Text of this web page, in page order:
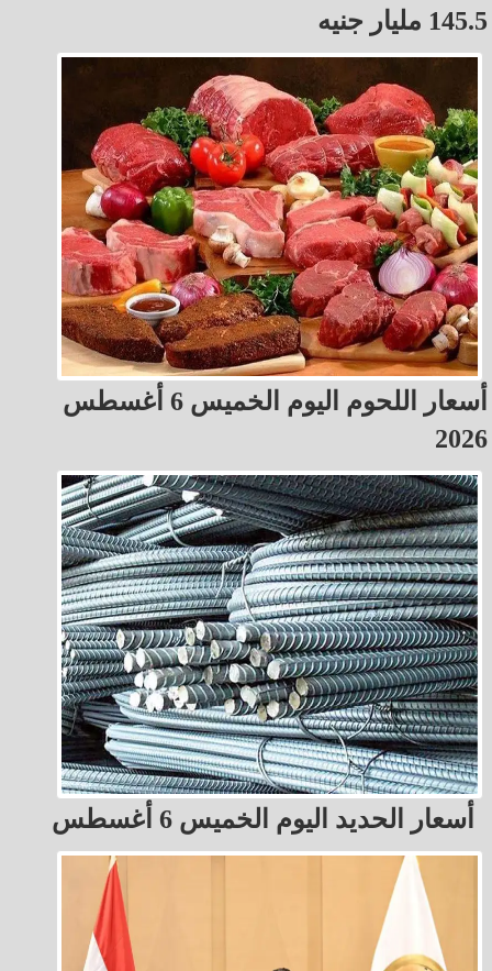
145.5 مليار جنيه
أسعار اللحوم اليوم الخميس 6 أغسطس
2026
أسعار الحديد اليوم الخميس 6 أغسطس